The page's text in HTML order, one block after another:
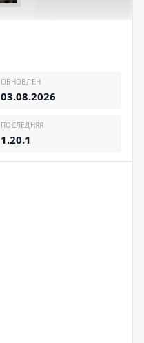
ОБНОВЛЁН
03.08.2026
ПОСЛЕДНЯЯ
1.20.1